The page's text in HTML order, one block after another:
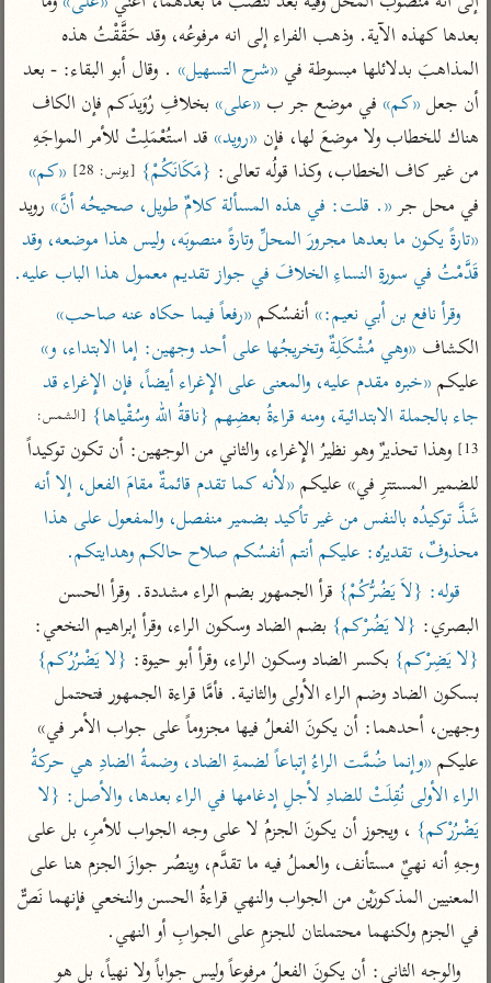
جمع الأقوال
تفسير ابن الجوزي
تفسير الماوردي
منتقاة
تفسير ابن القيم
تفسير ابن تيمية
عامّة
تفسير السمعاني
تفسير مكّي
محاسن التأويل
للقاسمي
تفسير الثعالبي
تفسير السمرقندي
تفسير الثعلبي
تفسير الرازي
أخرى
أضواء البيان
نظم الدرر للبقاعي
لغة وبلاغة
التحرير والتنوير
المحرر الوجيز لابن
عطية
البحر المحيط لأبي
حيان
البسيط للواحدي
تفسير أبي السعود
الكشاف للزمخشري
تفسير ابن عثيمين
مركَّزة العبارة
تفسير الجلالين
جامع البيان للإيجي
تفسير البيضاوي
تفسير النسفي
الوجيز للواحدي
تفسير ابن أبي زمنين
آثار
موسوعة التفسير
المأثور
الدر المنثور
تفسير ابن أبي حاتم
تفسير مقاتل
تفسير قتادة
اشترك لتصلك أخبار مشاريعنا
اشترك
راسلنا •تليجرام •تويتر
تعليمات•عن الباحث القرآني
المذاهبَ بدلائلها مبسوطة في «شرح التسهيل»
أن جعل «كم» في موضع جر ب «على»
هناك للخطاب ولا موضعَ لها، فإن «رويد»
من غير كاف الخطاب، وكذا قولُه تعالى: {مَكَانَكُمْ} [يونس: 28]
«كم»
في محل جر «. قلت: في هذه المسألة كلامٌ طويل، صحيحُه أنَّ» رويد
قَدَّمْتُ في سورةِ النساءِ الخلافَ في جواز تقديم معمول هذا الباب عليه.
وقرأ نافع بن أبي نعيم:» أنفسُكم «رفعاً فيما حكاه عنه صاحب»
الكشاف «وهي مُشْكَلِةٌ وتخريجُها على أحد وجهين: إما الابتداء، و»
عليكم
جاء بالجملة الابتدائية، ومنه قراءةُ بعضِهم {ناقةُ الله وسُقْياها}
13]
وهذا تحذيرٌ وهو نظيرُ الإِغراء، والثاني من الوجهين: أن تكون توكيداً
للضمير المستترِ في» عليكم
محذوفٌ، تقديرُه: عليكم أنتم أنفسُكم صلاح حالكم وهدايتكم.
قوله: {لاَ يَضُرُّكُمْ}
البصري: {لا يَضُرْكم} بضم الضاد وسكون الراء، وقرأ إبراهيم النخعي:
{لا يَضِرْكم} بكسر الضاد وسكون الراء، وقرأ أبو حيوة: {لا يَضْرُرُكم}
عليكم
يَضْرُرْكم}
في الجزم ولكنهما محتملتان للجزمِ على الجوابِ أو النهي.
والوجه الثاني: أن يكونَ الفعلُ مرفوعاً وليس جواباً ولا نهياً، بل هو